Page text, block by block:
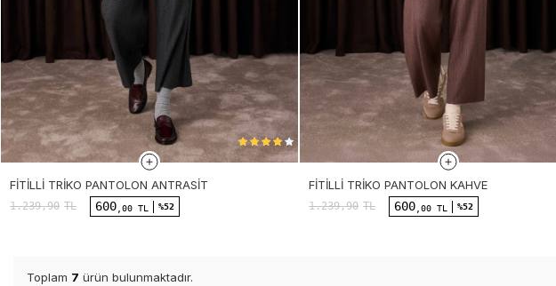
FITILLI TRIKO PANTOLON ANTRASIT
1.239,90 TL 600 ,00 TL %52
FITILLI TRIKO PANTOLON KAHVE
1.239,90 TL 600 ,00 TL %52
Toplam 7 ürün bulunmaktadır.